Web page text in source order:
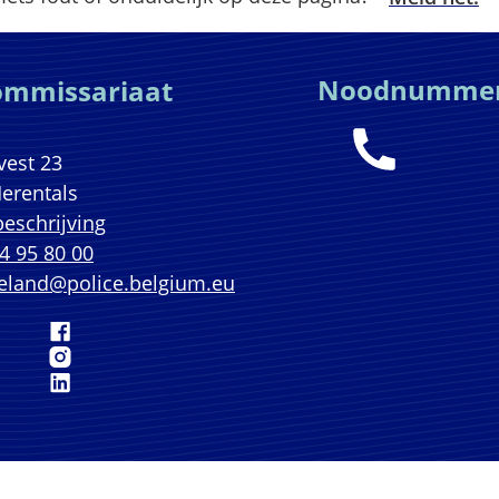
openingsuren
23
95 80 00
@police.belgium.eu
Hoofdcommissariaat
Hoofdcommissariaat